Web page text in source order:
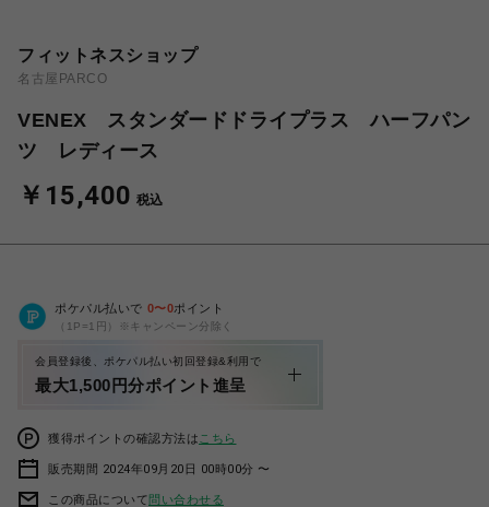
フィットネスショップ
名古屋PARCO
VENEX スタンダードドライプラス ハーフパン
ツ レディース
￥15,400 税込
ポケパル払いで 0〜0ポイント
（1P=1円）※キャンペーン分除く
会員登録後、ポケパル払い初回登録&利用で
最大1,500円分ポイント進呈
獲得ポイントの確認方法は こちら
販売期間 2024年09月20日 00時00分 〜
この商品について問い合わせる